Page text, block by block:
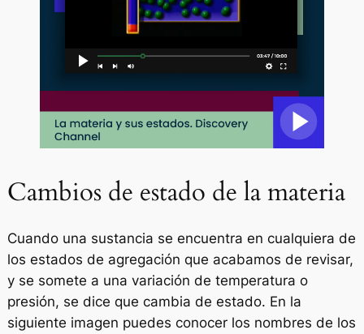
Cambios de estado de la materia
Cuando una sustancia se encuentra en cualquiera de
los estados de agregación que acabamos de revisar,
y se somete a una variación de temperatura o
presión, se dice que cambia de estado. En la
siguiente imagen puedes conocer los nombres de los